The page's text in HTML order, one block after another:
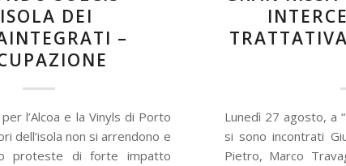
DEI
–
l’Alcoa e la Vinyls di Porto
dell’isola non si arrendono e
proteste di forte impatto
Lunedì 27 agosto, a
si sono incontrati
Pietro, Marco